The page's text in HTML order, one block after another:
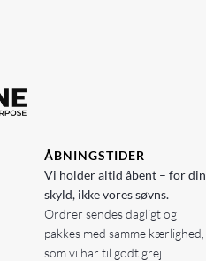
ÅBNINGSTIDER
Vi holder altid åbent – for din
skyld, ikke vores søvns.
Ordrer sendes dagligt og
pakkes med samme kærlighed,
som vi har til godt grej